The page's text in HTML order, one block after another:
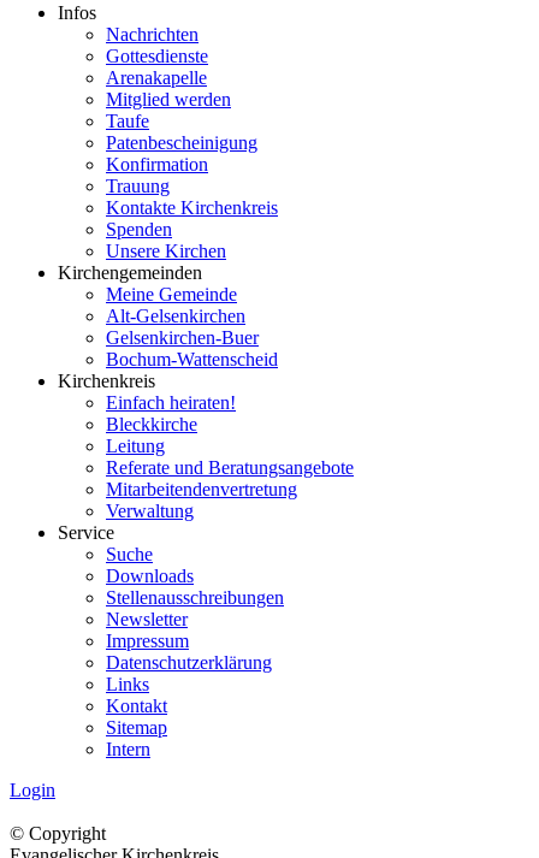
Infos
Nachrichten
Gottesdienste
Arenakapelle
Mitglied werden
Taufe
Patenbescheinigung
Konfirmation
Trauung
Kontakte Kirchenkreis
Spenden
Unsere Kirchen
Kirchengemeinden
Meine Gemeinde
Alt-Gelsenkirchen
Gelsenkirchen-Buer
Bochum-Wattenscheid
Kirchenkreis
Einfach heiraten!
Bleckkirche
Leitung
Referate und Beratungsangebote
Mitarbeitendenvertretung
Verwaltung
Service
Suche
Downloads
Stellenausschreibungen
Newsletter
Impressum
Datenschutzerklärung
Links
Kontakt
Sitemap
Intern
Login
© Copyright